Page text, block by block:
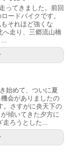
ってきました。前回
ードバイクです。
それほど強くな
へ走り、三郷流山橋
始めて、ついに夏
会がありましたの
。さすがに炎天下の
傾いてきた夕方に
走ろうとした...